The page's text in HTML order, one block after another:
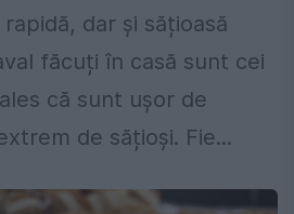
dar și sățioasă
făcuți în casă sunt cei
că sunt ușor de
de sățioși. Fie...